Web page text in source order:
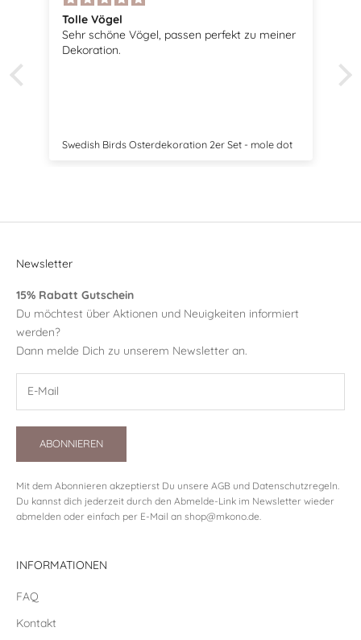
Tolle Vögel
Sehr schöne Vögel, passen perfekt zu meiner
Dekoration.
Swedish Birds Osterdekoration 2er Set - mole dot
Newsletter
15% Rabatt Gutschein
Du möchtest über Aktionen und Neuigkeiten informiert
werden?
Dann melde Dich zu unserem Newsletter an.
ABONNIEREN
Mit dem Abonnieren akzeptierst Du unsere AGB und Datenschutzregeln
Du kannst dich jederzeit durch den Abmelde-Link im Newsletter wieder
abmelden oder einfach per E-Mail an shop@mkono.de
INFORMATIONEN
FAQ
Kontakt